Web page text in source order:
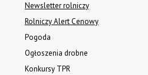
Newsletter rolniczy
Rolniczy Alert Cenowy
Pogoda
Ogłoszenia drobne
Konkursy TPR